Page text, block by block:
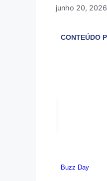
junho 20, 2026